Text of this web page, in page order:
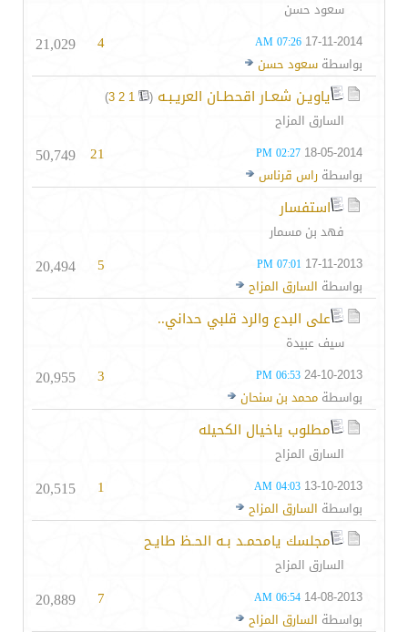
سعود حسن
17-11-2014
07:26 AM
بواسطة سعود حسن
4
21,029
ياويـن شعـار اقحطـان العريـبـه (
1
2
3
)
السارق المزاح
18-05-2014
02:27 PM
بواسطة راس قرناس
21
50,749
استفسار
فهد بن مسمار
17-11-2013
07:01 PM
بواسطة السارق المزاح
5
20,494
على البدع والرد قلبي حداني..
سيف عبيدة
24-10-2013
06:53 PM
بواسطة محمد بن سنحان
3
20,955
مطلوب ياخيال الكحيله
السارق المزاح
13-10-2013
04:03 AM
بواسطة السارق المزاح
1
20,515
مجلسك يامحمـد بـه الحـظ طايـح
السارق المزاح
14-08-2013
06:54 AM
بواسطة السارق المزاح
7
20,889